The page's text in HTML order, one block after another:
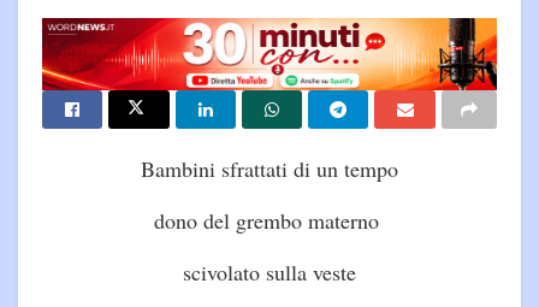
Bambini sfrattati di un tempo
dono del grembo materno
scivolato sulla veste